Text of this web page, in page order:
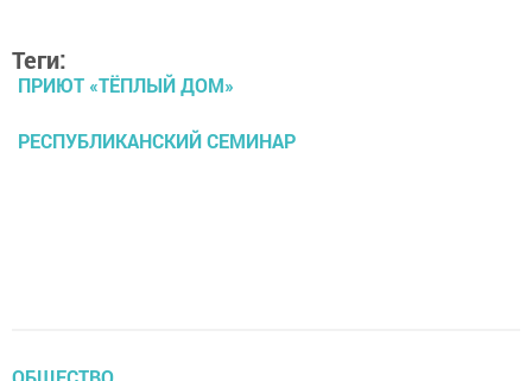
Теги:
ПРИЮТ «ТЁПЛЫЙ ДОМ»
РЕСПУБЛИКАНСКИЙ СЕМИНАР